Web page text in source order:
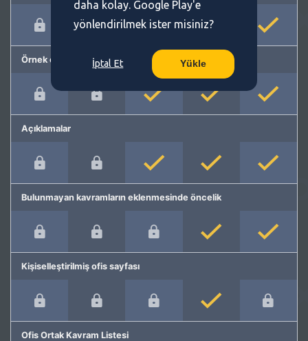
Örnek cümleler
Açıklamalar
Bulunmayan kavramların eklenmesinde öncelik
Kişiselleştirilmiş ofis sayfası
Ofis Ortak Kavram Listesi
daha kolay. Google Play'e
yönlendirilmek ister misiniz?
İptal Et Yükle